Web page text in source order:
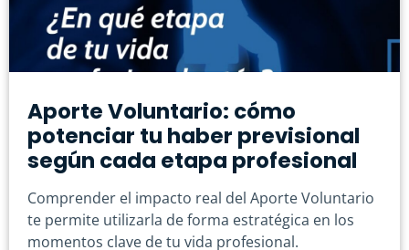
Aporte Voluntario: cómo
potenciar tu haber previsional
según cada etapa profesional
Comprender el impacto real del Aporte Voluntario
te permite utilizarla de forma estratégica en los
momentos clave de tu vida profesional.